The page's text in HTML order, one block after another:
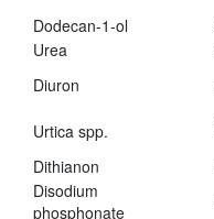
Dodecan-1-ol
Urea
Diuron
Urtica spp.
Dithianon
Disodium
phosphonate